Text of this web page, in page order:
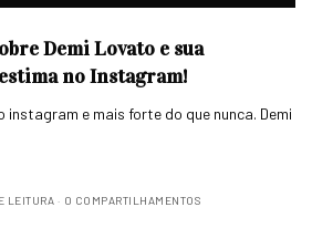
Demi Lovato e sua
no Instagram!
instagram e mais forte do que nunca. Demi
LEITURA 0 COMPARTILHAMENTOS